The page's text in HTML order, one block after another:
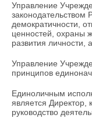
Управление
законодательством
демократичности,
ценностей, охраны
развития личности,
Управление
принципов
Единоличным
является Директор,
руководство